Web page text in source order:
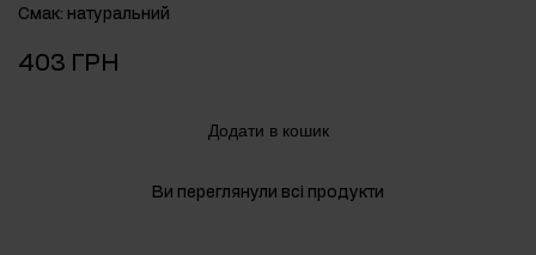
Смак: натуральний
403 ГРН
Додати в кошик
Ви переглянули всі продукти